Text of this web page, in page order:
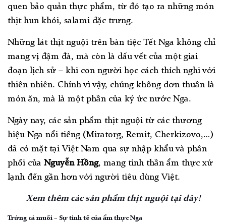
quen bảo quản thực phẩm, từ đó tạo ra những món
thịt hun khói, salami đặc trưng.
Những lát thịt nguội trên bàn tiệc Tết Nga không chỉ
mang vị đậm đà, mà còn là dấu vết của một giai
đoạn lịch sử – khi con người học cách thích nghi với
thiên nhiên. Chính vì vậy, chúng không đơn thuần là
món ăn, mà là một phần của ký ức nước Nga.
Ngày nay, các sản phẩm thịt nguội từ các thương
hiệu Nga nổi tiếng (Miratorg, Remit, Cherkizovo,…)
đã có mặt tại Việt Nam qua sự nhập khẩu và phân
phối của Nguyễn Hồng, mang tinh thần ẩm thực xứ
lạnh đến gần hơn với người tiêu dùng Việt.
Xem thêm các sản phẩm thịt nguội tại đây!
Trứng cá muối – Sự tinh tế của ẩm thực Nga